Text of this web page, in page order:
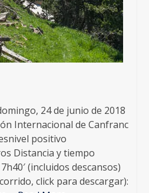
24 de junio de 2018
Internacional de Canfranc
positivo
Distancia y tiempo
(incluidos descansos)
click para descargar):